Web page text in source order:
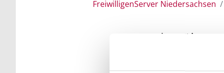
FreiwilligenServer Niedersachsen
Suche
Sie suchen finanzielle